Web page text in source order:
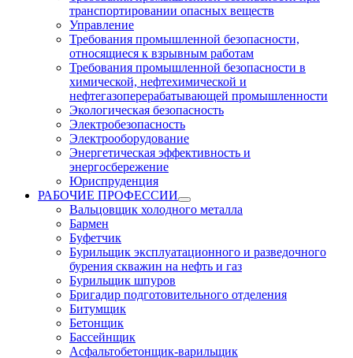
транспортировании опасных веществ
Управление
Требования промышленной безопасности,
относящиеся к взрывным работам
Требования промышленной безопасности в
химической, нефтехимической и
нефтегазоперерабатывающей промышленности
Экологическая безопасность
Электробезопасность
Электрооборудование
Энергетическая эффективность и
энергосбережение
Юриспруденция
РАБОЧИЕ ПРОФЕССИИ
Вальцовщик холодного металла
Бармен
Буфетчик
Бурильщик эксплуатационного и разведочного
бурения скважин на нефть и газ
Бурильщик шпуров
Бригадир подготовительного отделения
Битумщик
Бетонщик
Бассейнщик
Асфальтобетонщик-варильщик